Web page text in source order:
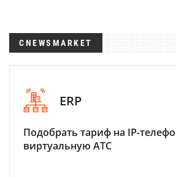
CNEWSMARKET
ERP
Подобрать тариф на IP-
виртуальную АТС